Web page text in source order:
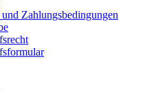
und Zahlungsbedingungen